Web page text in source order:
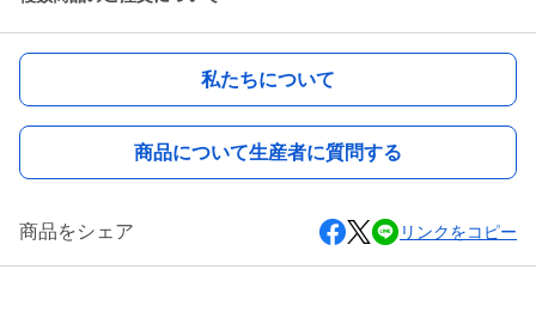
私たちについて
商品について生産者に質問する
商品をシェア リンクをコピー